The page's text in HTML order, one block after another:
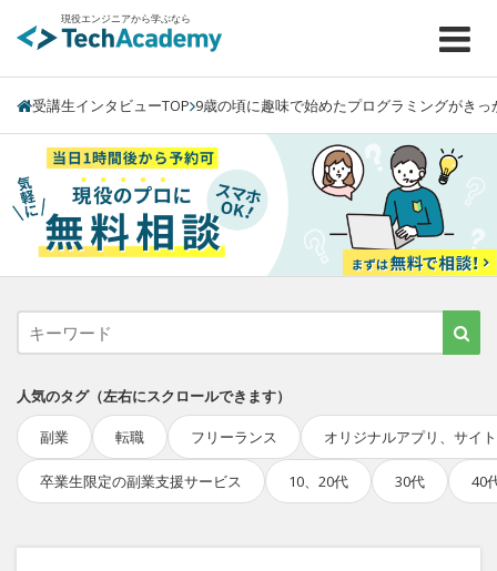
現役エンジニアから学ぶなら
受講生インタビューTOP 9歳の頃に趣味で始めたプログラミングがき
人気のタグ（左右にスクロールできます）
副業 転職 フリーランス オリジナルアプリ、サイ
卒業生限定の副業支援サービス 10、20代 30代 40